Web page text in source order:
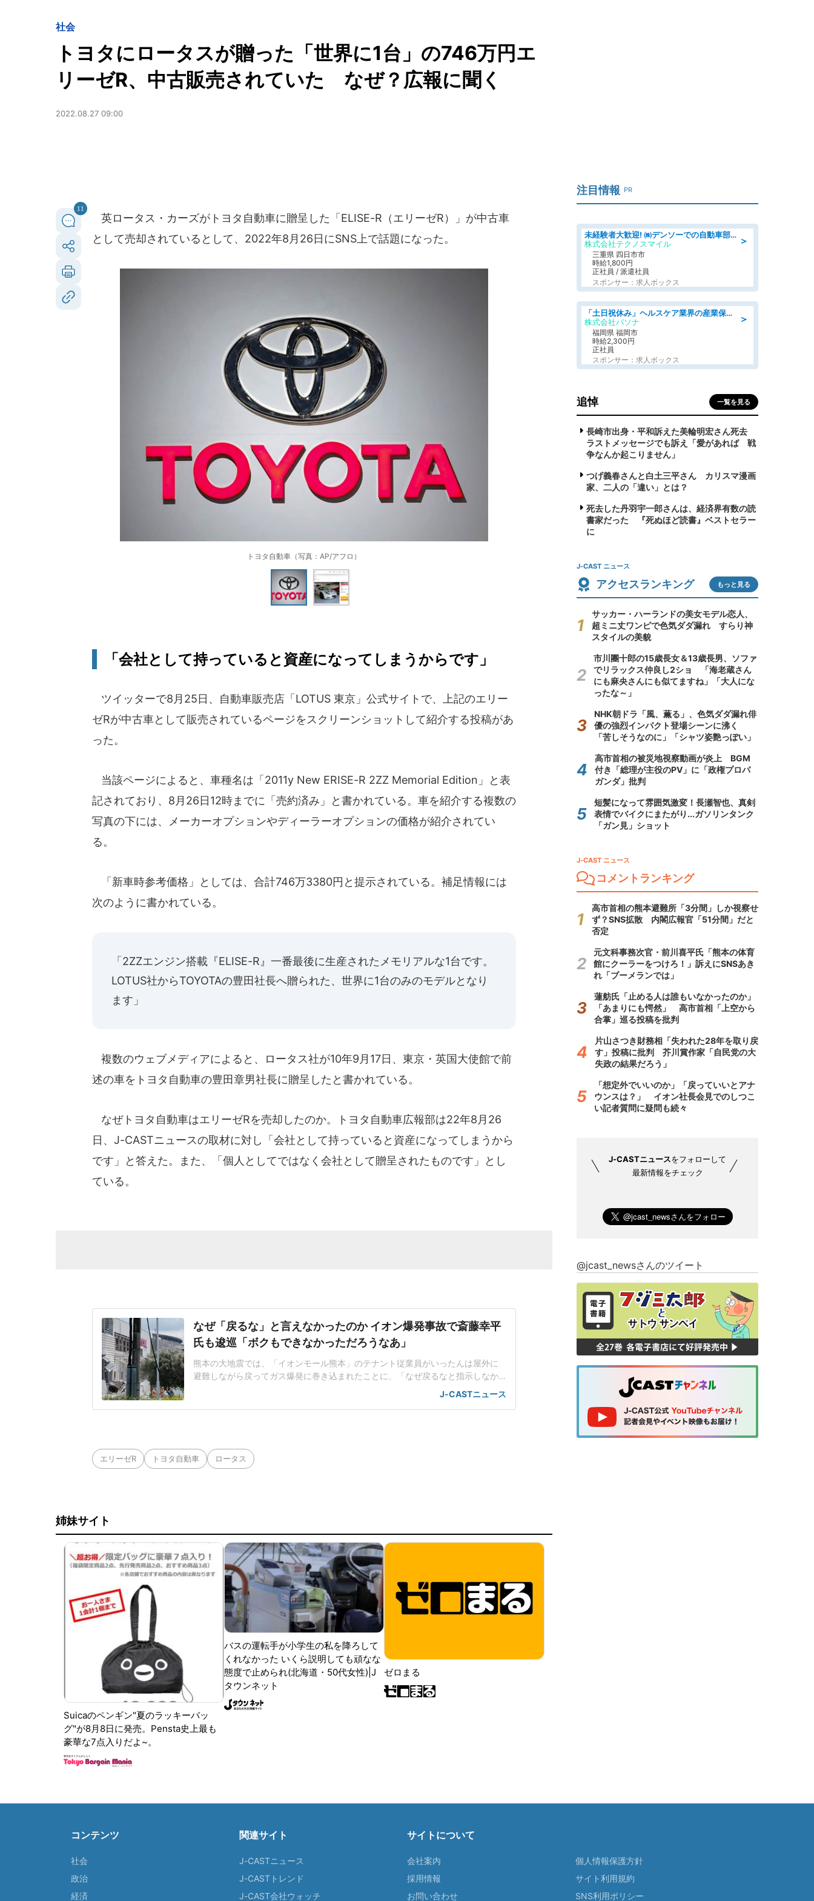
社会
トヨタにロータスが贈った「世界に1台」の746万円エ
リーゼR、中古販売されていた なぜ？広報に聞く
2022.08.27 09:00
11
英ロータス・カーズがトヨタ自動車に贈呈した「ELISE-R（エリーゼR）」が中古車
として売却されているとして、2022年8月26日にSNS上で話題になった。
トヨタ自動車（写真：AP/アフロ）
「会社として持っていると資産になってしまうからです」
ツイッターで8月25日、自動車販売店「LOTUS 東京」公式サイトで、上記のエリー
ゼRが中古車として販売されているページをスクリーンショットして紹介する投稿があ
った。
当該ページによると、車種名は「2011y New ERISE-R 2ZZ Memorial Edition」と表
記されており、8月26日12時までに「売約済み」と書かれている。車を紹介する複数の
写真の下には、メーカーオプションやディーラーオプションの価格が紹介されてい
る。
「新車時参考価格」としては、合計746万3380円と提示されている。補足情報には
次のように書かれている。
「2ZZエンジン搭載『ELISE-R』一番最後に生産されたメモリアルな1台です。
LOTUS社からTOYOTAの豊田社長へ贈られた、世界に1台のみのモデルとなり
ます」
複数のウェブメディアによると、ロータス社が10年9月17日、東京・英国大使館で前
述の車をトヨタ自動車の豊田章男社長に贈呈したと書かれている。
なぜトヨタ自動車はエリーゼRを売却したのか。トヨタ自動車広報部は22年8月26
日、J-CASTニュースの取材に対し「会社として持っていると資産になってしまうから
です」と答えた。また、「個人としてではなく会社として贈呈されたものです」とし
ている。
なぜ「戻るな」と言えなかったのか イオン爆発事故で斎藤幸平
氏も逡巡「ボクもできなかっただろうなあ」
熊本の大地震では、「イオンモール熊本」のテナント従業員がいったんは屋外に
避難しながら戻ってガス爆発に巻き込まれたことに、「なぜ戻るなと指示しなか
ったのか」と会社や上司が非難されているが、「ボクもできなかっただろうな
あ」と語ったのは東京大大学院准教授の斎藤幸平さんだ。「結果からしたら、あ
J-CASTニュース
エリーゼR トヨタ自動車 ロータス
姉妹サイト
Suicaのペンギン"夏のラッキーバッ
グ"が8月8日に発売。Pensta史上最も
豪華な7点入りだよ~。
バスの運転手が小学生の私を降ろして
くれなかった いくら説明しても頑なな
態度で止められ(北海道・50代女性)|J
タウンネット
ゼロまる
注目情報 PR
＞
未経験者大歓迎! ㈱デンソーでの自動車部品の組立作業 denso aichi
株式会社テクノスマイル
三重県 四日市市
時給1,800円
正社員 / 派遣社員
スポンサー：求人ボックス
＞
「土日祝休み」ヘルスケア業界の産業保健師/高時給/未経験OK/要資格:保健師、正看護師
株式会社パソナ
福岡県 福岡市
時給2,300円
正社員
スポンサー：求人ボックス
追悼 一覧を見る
長崎市出身・平和訴えた美輪明宏さん死去
ラストメッセージでも訴え「愛があれば 戦
争なんか起こりません」
つげ義春さんと白土三平さん カリスマ漫画
家、二人の「違い」とは？
死去した丹羽宇一郎さんは、経済界有数の読
書家だった 『死ぬほど読書』ベストセラー
に
J-CAST ニュース
アクセスランキング もっと見る
サッカー・ハーランドの美女モデル恋人、
超ミニ丈ワンピで色気ダダ漏れ すらり神
スタイルの美貌
市川團十郎の15歳長女＆13歳長男、ソファ
でリラックス仲良し2ショ 「海老蔵さん
にも麻央さんにも似てますね」「大人にな
ったな～」
NHK朝ドラ「風、薫る」、色気ダダ漏れ俳
優の強烈インパクト登場シーンに沸く
「苦しそうなのに」「シャツ姿艶っぽい」
高市首相の被災地視察動画が炎上 BGM
付き「総理が主役のPV」に「政権プロパ
ガンダ」批判
短髪になって雰囲気激変！長瀬智也、真剣
表情でバイクにまたがり...ガソリンタンク
「ガン見」ショット
J-CAST ニュース
コメントランキング
高市首相の熊本避難所「3分間」しか視察せ
ず？SNS拡散 内閣広報官「51分間」だと
否定
元文科事務次官・前川喜平氏「熊本の体育
館にクーラーをつけろ！」訴えにSNSあき
れ「ブーメランでは」
蓮舫氏「止める人は誰もいなかったのか」
「あまりにも愕然」 高市首相「上空から
合掌」巡る投稿を批判
片山さつき財務相「失われた28年を取り戻
す」投稿に批判 芥川賞作家「自民党の大
失政の結果だろう」
「想定外でいいのか」「戻っていいとアナ
ウンスは？」 イオン社長会見でのしつこ
い記者質問に疑問も続々
J-CASTニュースをフォローして
最新情報をチェック
@jcast_newsさんのツイート
コンテンツ
社会
政治
経済
関連サイト
J-CASTニュース
J-CASTトレンド
J-CAST会社ウォッチ
サイトについて
会社案内
採用情報
お問い合わせ
個人情報保護方針
サイト利用規約
SNS利用ポリシー